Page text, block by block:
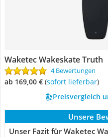
Waketec Wakeskate Truth
4 Bewertungen
ab 169,00 € ( Sofort lieferbar)
Preisvergleich
Unsere
Unser Fazit für Waketec